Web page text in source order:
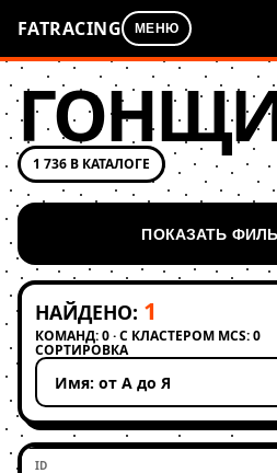
FATRACING МЕНЮ
1 736 В КАТАЛОГЕ
ПОКАЗАТЬ
НАЙДЕНО: 1
КОМАНД: 0 · С КЛАСТЕРОМ MCS: 0
СОРТИРОВКА
Применить сортировку